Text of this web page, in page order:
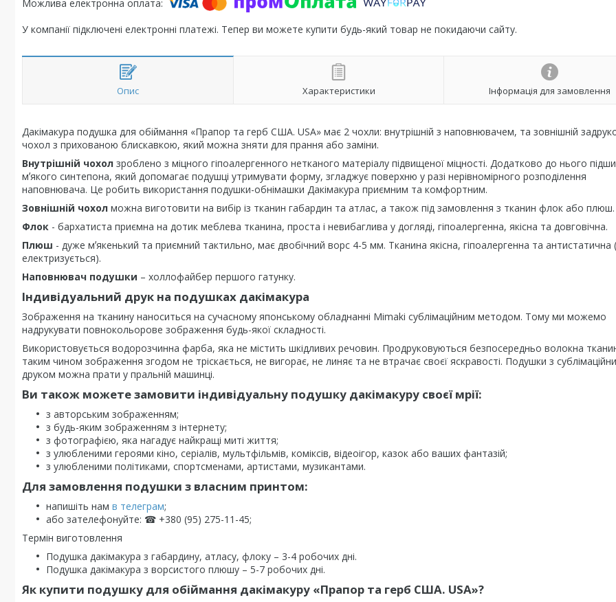
У компанії підключені електронні платежі. Тепер ви можете купити будь-який товар не покидаючи сайту.
Опис Характеристики Інформація для замовлення
Дакімакура подушка для обіймання «Прапор та герб США. USA» має 2 чохли: внутрішній з наповнювачем, та зовнішній
чохол з прихованою блискавкою, який можна зняти для прання або заміни.
Внутрішній чохол зроблено з міцного гіпоалергенного нетканого матеріалу підвищеної міцності. Додатково до нього
мʼякого синтепона, який допомагає подушці утримувати форму, згладжує поверхню у разі нерівномірного розподілення
наповнювача. Це робить використання подушки-обнімашки Дакімакура приємним та комфортним.
Зовнішній чохол можна виготовити на вибір із тканин габардин та атлас, а також під замовлення з тканин флок або плюш.
Флок - бархатиста приємна на дотик меблева тканина, проста і невибаглива у догляді, гіпоалергенна, якісна та довговічна.
Плюш - дуже мʼякенький та приємний тактильно, має двобічний ворс 4-5 мм. Тканина якісна, гіпоалергенна та антистатична
електризується).
Наповнювач подушки – холлофайбер першого гатунку.
Індивідуальний друк на подушках дакімакура
Зображення на тканину наноситься на сучасному японському обладнанні Mimaki сублімаційним методом. Тому ми можемо
надрукувати повнокольорове зображення будь-якої складності.
Використовується водорозчинна фарба, яка не містить шкідливих речовин. Продруковуються безпосередньо волокна
таким чином зображення згодом не тріскається, не вигорає, не линяє та не втрачає своєї яскравості. Подушки з
друком можна прати у пральній машинці.
Ви також можете замовити індивідуальну подушку дакімакуру своєї мрії:
з авторським зображенням;
з будь-яким зображенням з інтернету;
з фотографією, яка нагадує найкращі миті життя;
з улюбленими героями кіно, серіалів, мультфільмів, коміксів, відеоігор, казок або ваших фантазій;
з улюбленими політиками, спортсменами, артистами, музикантами.
Для замовлення подушки з власним принтом:
напишіть нам в телеграм;
або зателефонуйте: ☎ +380 (95) 275-11-45;
Термін виготовлення
Подушка дакімакура з габардину, атласу, флоку – 3-4 робочих дні.
Подушка дакімакура з ворсистого плюшу – 5-7 робочих дні.
Як купити подушку для обіймання дакімакуру «Прапор та герб США. USA»?